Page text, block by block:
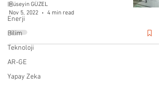
IE
Enerji
Bilim
Teknoloji
AR-GE
Yapay Zeka
Hüseyin GÜZEL
Nov 5, 2022
4 min read